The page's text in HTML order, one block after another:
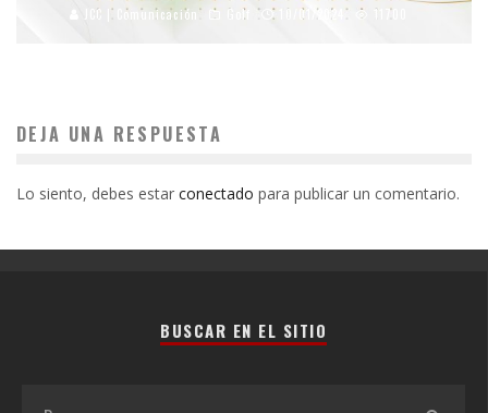
JCC | Comunicación Golf 10/01/2024 11700
DEJA UNA RESPUESTA
Lo siento, debes estar conectado para publicar un comentario.
BUSCAR EN EL SITIO